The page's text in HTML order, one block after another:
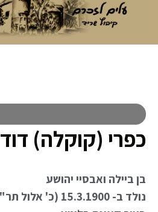
כפרי (קוקלה) דוד
בן ביילה ואבסיי יהושע
נולד ב- 15.3.1900 (כ' אלול תר"ס)